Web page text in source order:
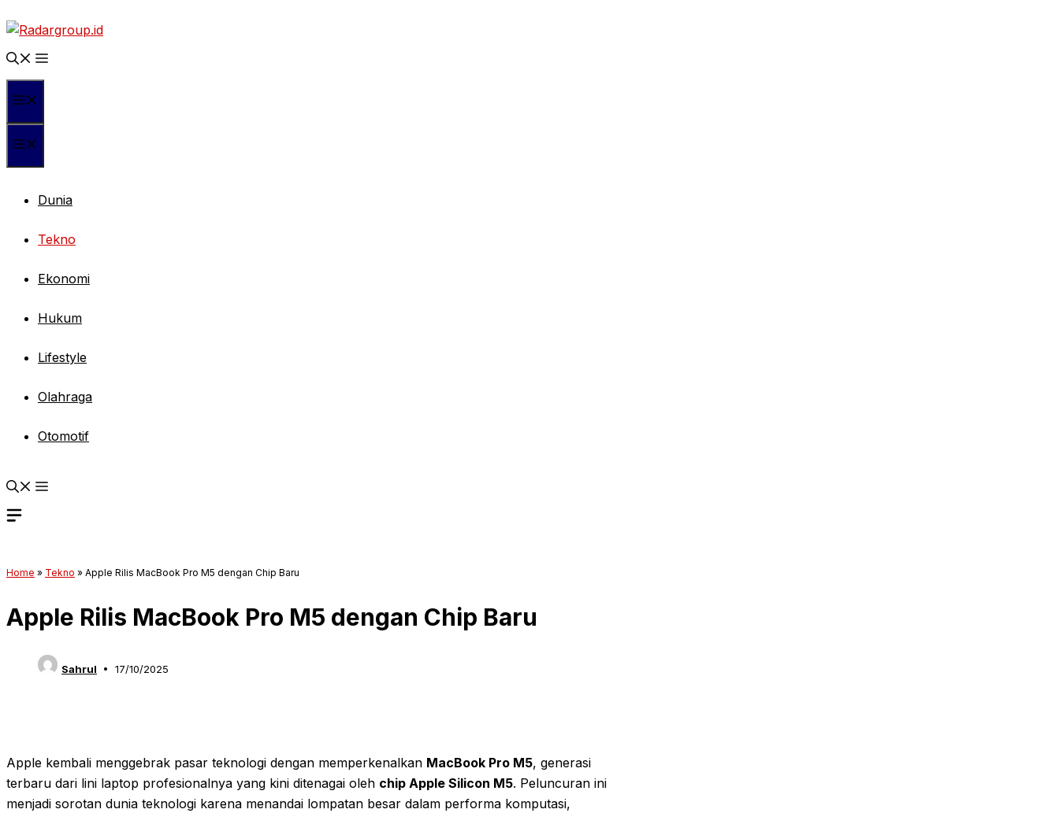
ke
isi
Dunia
Tekno
Ekonomi
Hukum
Lifestyle
Olahraga
Otomotif
Home » Tekno » Apple Rilis MacBook Pro M5 dengan Chip Baru
Apple Rilis MacBook Pro M5 dengan Chip Baru
Sahrul 17/10/2025
Apple kembali menggebrak pasar teknologi dengan memperkenalkan MacBook Pro M5, generasi
terbaru dari lini laptop profesionalnya yang kini ditenagai oleh chip Apple Silicon M5. Peluncuran ini
menjadi sorotan dunia teknologi karena menandai lompatan besar dalam performa komputasi,